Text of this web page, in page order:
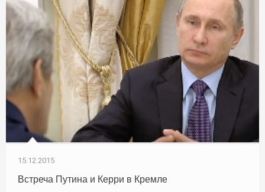
15.12.2015
Встреча Путина и Керри в Кремле